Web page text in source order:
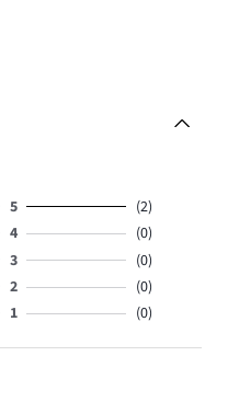
5
(2)
4
(0)
3
(0)
2
(0)
1 (0)